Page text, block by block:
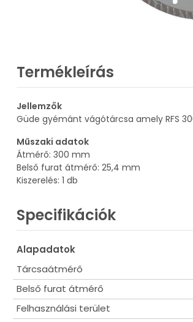
Termékleírás
Jellemzők
Güde gyémánt vágótárcsa amely RFS
Műszaki adatok
Átmérő: 300 mm
Belső furat átmérő: 25,4 mm
Kiszerelés: 1 db
Specifikációk
Alapadatok
Tárcsaátmérő
Belső furat átmérő
Felhasználási terület